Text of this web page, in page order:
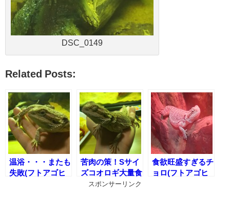
DSC_0149
Related Posts:
温浴・・・またも
失敗(フトアゴヒ
苦肉の策！Sサイ
ズコオロギ大量食
事作戦(フトアゴ
食欲旺盛すぎるチ
ョロ(フトアゴヒ
スポンサーリンク